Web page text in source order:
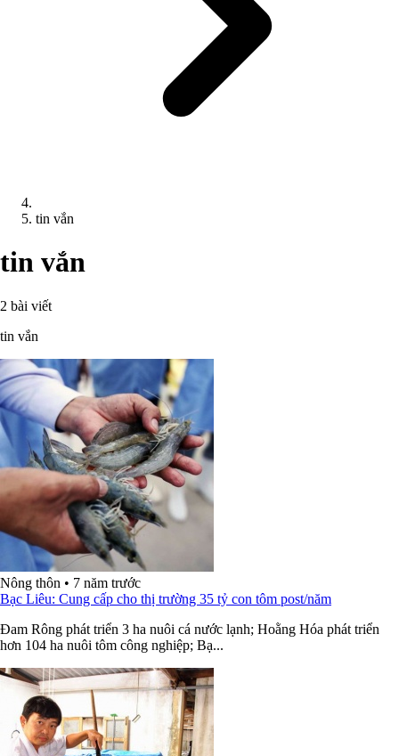
tin vắn
tin vắn
2 bài viết
tin vắn
Nông thôn • 7 năm trước
Bạc Liêu: Cung cấp cho thị trường 35 tỷ con tôm post/năm
Ðam Rông phát triển 3 ha nuôi cá nước lạnh; Hoằng Hóa phát triển
hơn 104 ha nuôi tôm công nghiệp; Bạ...